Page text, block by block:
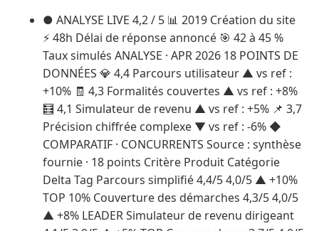
● ANALYSE LIVE 4,2 / 5 📊 2019 Création du site
⚡ 48h Délai de réponse annoncé 🎯 42 à 45 %
Taux simulés ANALYSE · APR 2026 18 POINTS DE
DONNÉES 💎 4,4 Parcours utilisateur ▲ vs ref :
+10% 🧾 4,3 Formalités couvertes ▲ vs ref : +8%
🧮 4,1 Simulateur de revenu ▲ vs ref : +5% 📌 3,7
Précision chiffrée complexe ▼ vs ref : -6% ◆
COMPARATIF · CONCURRENTS Source : synthèse
fournie · 18 points Critère Produit Catégorie
Delta Tag Parcours simplifié 4,4/5 4,0/5 ▲ +10%
TOP 10% Couverture des démarches 4,3/5 4,0/5
▲ +8% LEADER Simulateur de revenu dirigeant